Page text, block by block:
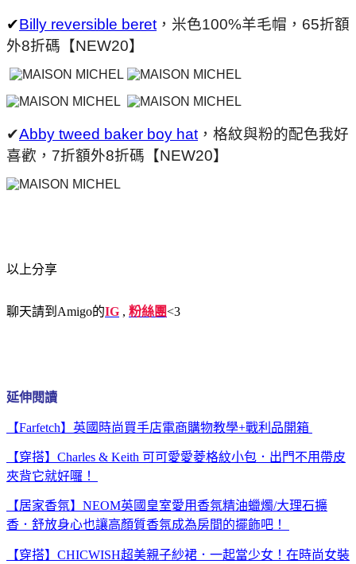
✔Billy reversible beret ，米色100%羊毛帽 ， 65折額
外8折碼 【NEW20】
✔Abby tweed baker boy hat ，格紋與粉的配色我好
喜歡 ， 7折額外8折碼 【NEW20】
以上分享
聊天請到Amigo的IG , 粉絲團<3
延伸閱讀
【Farfetch】英國時尚買手店電商購物教學+戰利品開箱
【穿搭】Charles & Keith 可可愛愛菱格紋小包．出門不用帶皮
夾背它就好囉！
【居家香氛】NEOM英國皇室愛用香氛精油蠟燭/大理石擴
香．舒放身心也讓高顏質香氛成為房間的擺飾吧！
【穿搭】CHICWISH超美親子紗裙．一起當少女！在時尚女裝